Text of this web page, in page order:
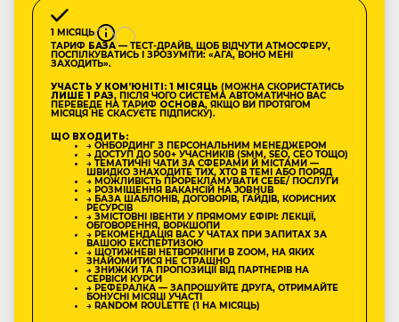
1 МІСЯЦЬ
ТАРИФ БАЗА— ТЕСТ-ДРАЙВ, ЩОБ ВІДЧУТИ АТМОСФЕРУ,
ПОСПІЛКУВАТИСЬ І ЗРОЗУМІТИ: «АГА, ВОНО МЕНІ
ЗАХОДИТЬ».
УЧАСТЬ У КОМʼЮНІТІ: 1 МІСЯЦЬ (МОЖНА СКОРИСТАТИСЬ
ЛИШЕ 1 РАЗ, ПІСЛЯ ЧОГО СИСТЕМА АВТОМАТИЧНО ВАС
ПЕРЕВЕДЕ НА ТАРИФ ОСНОВА, ЯКЩО ВИ ПРОТЯГОМ
МІСЯЦЯ НЕ СКАСУЄТЕ ПІДПИСКУ).
ЩО ВХОДИТЬ:
→ ОНБОРДИНГ З ПЕРСОНАЛЬНИМ МЕНЕДЖЕРОМ
→ ДОСТУП ДО 500+ УЧАСНИКІВ (SMM, SEO, CEO ТОЩО)
→ ТЕМАТИЧНІ ЧАТИ ЗА СФЕРАМИ Й МІСТАМИ —
ШВИДКО ЗНАХОДИТЕ ТИХ, ХТО В ТЕМІ АБО ПОРЯД
→ МОЖЛИВІСТЬ ПРОРЕКЛАМУВАТИ СЕБЕ/ ПОСЛУГИ
→ РОЗМІЩЕННЯ ВАКАНСІЙ НА JOBHUB
→ БАЗА ШАБЛОНІВ, ДОГОВОРІВ, ГАЙДІВ, КОРИСНИХ
РЕСУРСІВ
→ ЗМІСТОВНІ ІВЕНТИ У ПРЯМОМУ ЕФІРІ: ЛЕКЦІЇ,
ОБГОВОРЕННЯ, ВОРКШОПИ
→ РЕКОМЕНДАЦІЯ ВАС У ЧАТАХ ПРИ ЗАПИТАХ ЗА
ВАШОЮ ЕКСПЕРТИЗОЮ
→ ЩОТИЖНЕВІ НЕТВОРКІНГИ В ZOOM, НА ЯКИХ
ЗНАЙОМИТИСЯ НЕ СТРАШНО
→ ЗНИЖКИ ТА ПРОПОЗИЦІЇ ВІД ПАРТНЕРІВ НА
СЕРВІСИ КУРСИ
→ РЕФЕРАЛКА — ЗАПРОШУЙТЕ ДРУГА, ОТРИМАЙТЕ
БОНУСНІ МІСЯЦІ УЧАСТІ
→ RANDOM ROULETTE (1 НА МІСЯЦЬ)